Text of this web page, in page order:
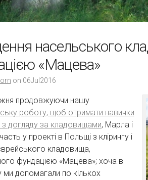
насельського
«Мацева»
on 06Jul2016
продовжуючи нашу
роботу, щоб отримати навички
з догляду за кладовищами, Марла і
у проекті в Польщі з клірингу і
кладовища,
фундацією «Мацева»; хоча в
ми допомагали по кількох